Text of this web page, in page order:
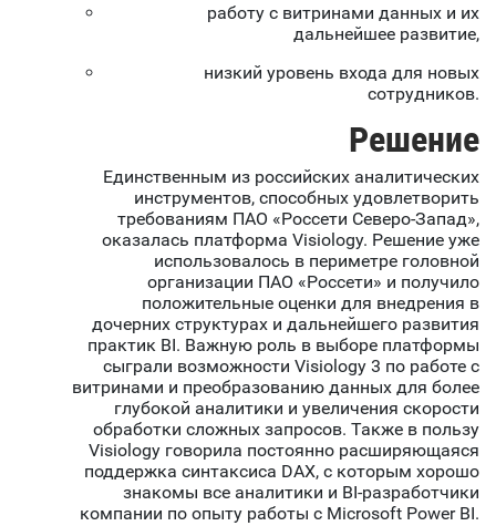
работу с витринами данных и их
дальнейшее развитие,
низкий уровень входа для новых
сотрудников.
Решение
Единственным из российских аналитических
инструментов, способных удовлетворить
требованиям ПАО «Россети Северо-Запад»,
оказалась платформа Visiology. Решение уже
использовалось в периметре головной
организации ПАО «Россети» и получило
положительные оценки для внедрения в
дочерних структурах и дальнейшего развития
практик BI. Важную роль в выборе платформы
сыграли возможности Visiology 3 по работе с
витринами и преобразованию данных для более
глубокой аналитики и увеличения скорости
обработки сложных запросов. Также в пользу
Visiology говорила постоянно расширяющаяся
поддержка синтаксиса DAX, с которым хорошо
знакомы все аналитики и BI-разработчики
компании по опыту работы с Microsoft Power BI.